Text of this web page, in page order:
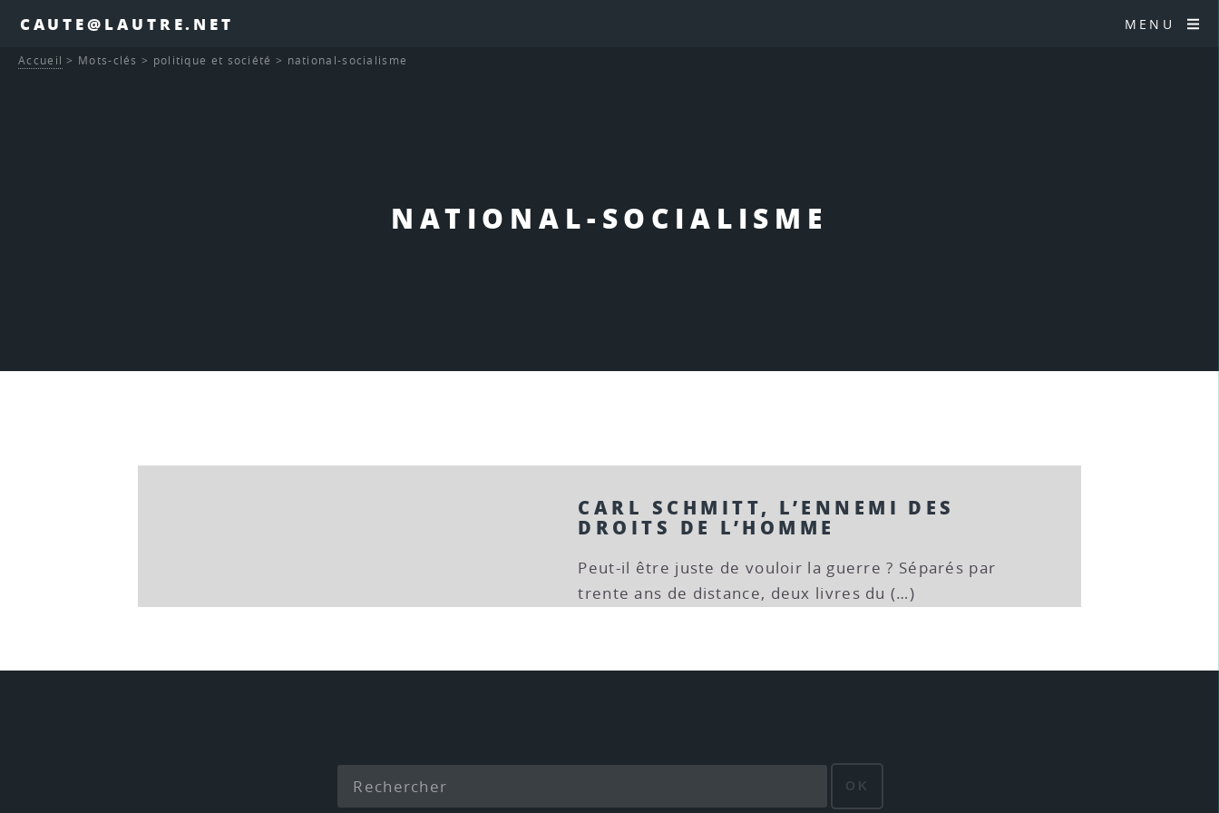
CAUTE@LAUTRE.NET MENU
NATIONAL-SOCIALISME
Accueil > Mots-clés > politique et société > national-socialisme
CARL SCHMITT, L’ENNEMI DES
DROITS DE L’HOMME
Peut-il être juste de vouloir la guerre ? Séparés par
trente ans de distance, deux livres du (…)
OK